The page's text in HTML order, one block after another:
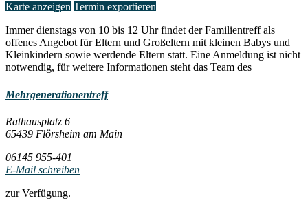
Karte anzeigen Termin exportieren
Immer dienstags von 10 bis 12 Uhr findet der Familientreff als
offenes Angebot für Eltern und Großeltern mit kleinen Babys und
Kleinkindern sowie werdende Eltern statt. Eine Anmeldung ist nicht
notwendig, für weitere Informationen steht das Team des
Mehrgenerationentreff
Rathausplatz 6
65439 Flörsheim am Main
06145 955-401
E-Mail schreiben
zur Verfügung.